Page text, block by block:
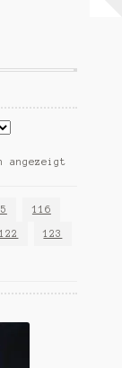
angezeigt
116
122 123